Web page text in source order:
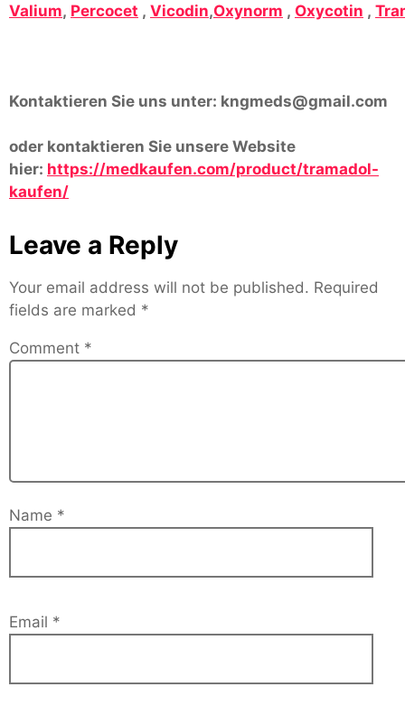
Valium, Percocet , Vicodin,Oxynorm , Oxycotin ,
Kontaktieren Sie uns unter: kngmeds@gmail.com
oder kontaktieren Sie unsere Website
hier: https://medkaufen.com/product/tramadol-
kaufen/
Leave a Reply
Your email address will not be published. Required
fields are marked *
Comment *
Name *
Email *